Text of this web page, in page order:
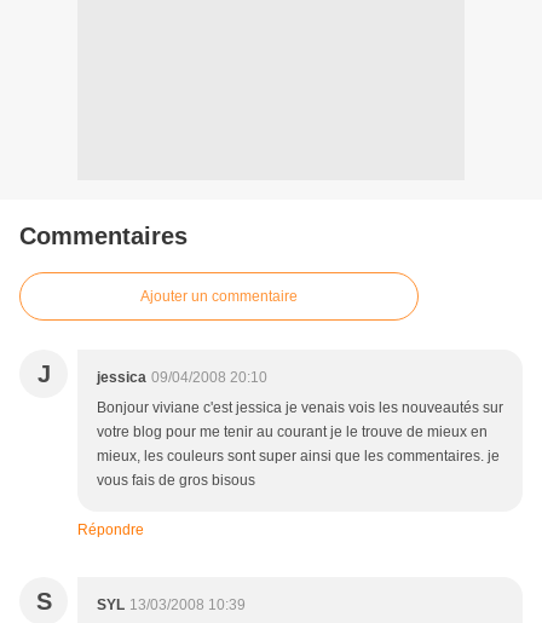
Commentaires
Ajouter un commentaire
J jessica 09/04/2008 20:10
Bonjour viviane c'est jessica je venais vois les nouveautés sur
votre blog pour me tenir au courant je le trouve de mieux en
mieux, les couleurs sont super ainsi que les commentaires. je
vous fais de gros bisous
Répondre
S SYL 13/03/2008 10:39